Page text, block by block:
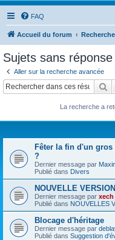
FAQ
Accueil du forum
Sujets sans réponse
Aller sur la recherche avancée
La recherche a
Fêter la fin d'un
?
Dernier message par
Publié dans Divers
NOUVELLE
Dernier message par xech
Publié dans NOUVELLES
Blocage d'héritage
Dernier message par
Publié dans Suggestion